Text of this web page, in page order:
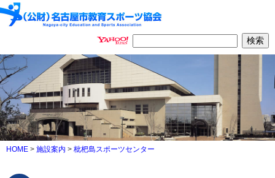
HOME > 施設案内 > 枇杷島スポーツセンター